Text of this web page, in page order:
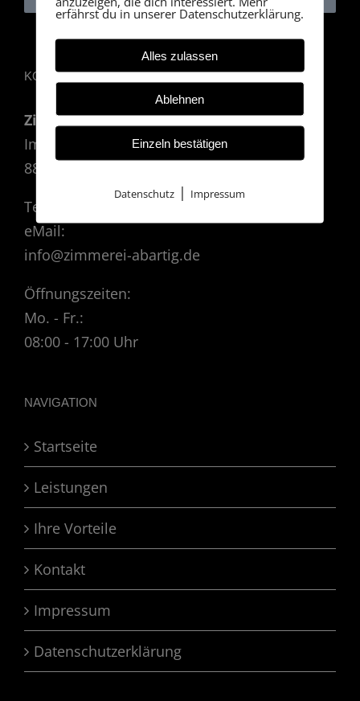
KONTAKT
Zimmerei ABARTIG GmbH - Julian Klamer
Im Tobel 1
88364 Wolfegg
Telefon: 0160 7703560
eMail:
info@zimmerei-abartig.de
Öffnungszeiten:
Mo. - Fr.:
08:00 - 17:00 Uhr
NAVIGATION
Startseite
Leistungen
Ihre Vorteile
Kontakt
Impressum
Datenschutzerklärung
erfährst du in unserer Datenschutzerklärung.
Alles zulassen
Ablehnen
Einzeln bestätigen
Datenschutz | Impressum